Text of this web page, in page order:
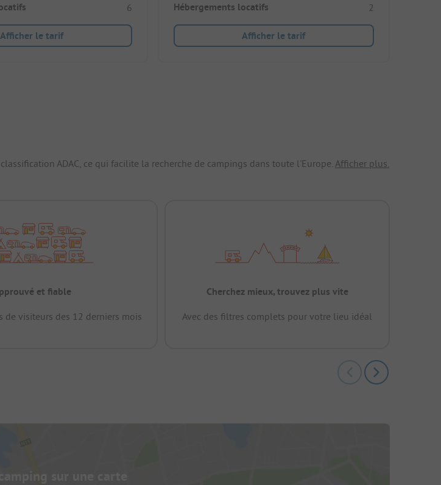
6
Afficher le tarif
Hébergements locatifs 2
Afficher le tarif
ADAC, ce qui facilite la recherche de campings dans toute l'Europe. Afficher plus.
et fiable
visiteurs des 12 derniers mois
Cherchez mieux, trouvez plus vite
Avec des filtres complets pour votre lieu idéal
sur une carte